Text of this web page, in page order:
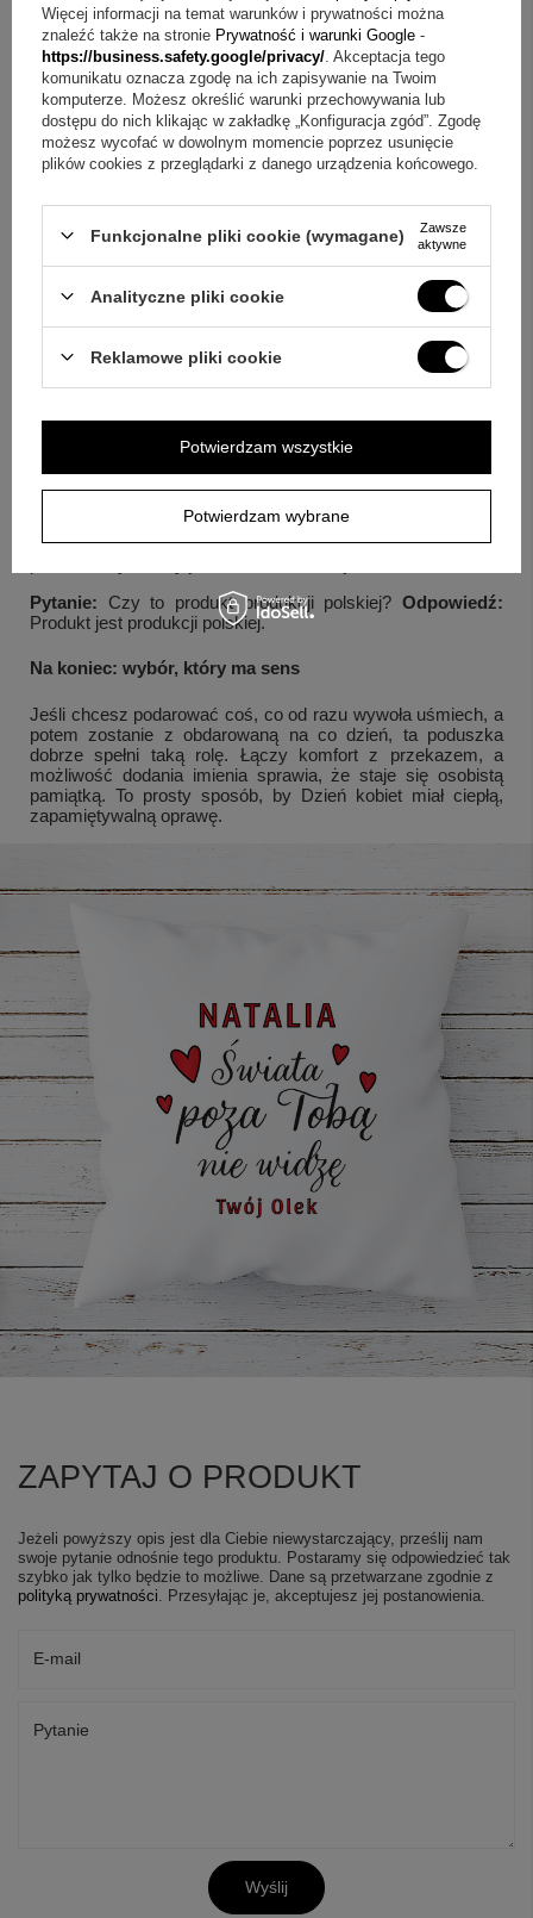
Możliwość nadruku: umieszczenie imienia
Technika nadruku: bardzo trwała
Kraj produkcji: polska
W zestawie są ujęte następujące elementy
poszewka
nadruk na poszewce
Pytanie:Jak dodać imię do nadruku?Odpowiedź:Nadruk
pozwala na umieszczenie imienia, dzięki czemu projekt
zyskuje indywidualny charakter.
Poszewka ma matowe wykończenie.
Odpowiedź:W skład zestawu wchodzi poduszka,
poszewka oraz nadruk na poszewce.
Pytanie:Czy nadruk jest trwały?Odpowiedź:Nadruk
Pytanie: Czy to produkt produkcji polskiej? Odpowiedź:
Produkt jest produkcji polskiej.
Na koniec: wybór, który ma sens
Jeśli chcesz podarować coś, co od razu wywoła uśmiech, a
potem zostanie z obdarowaną na co dzień, ta poduszka
dobrze spełni taką rolę. Łączy komfort z przekazem, a
możliwość dodania imienia sprawia, że staje się osobistą
pamiątką. To prosty sposób, by Dzień kobiet miał ciepłą,
zapamiętywalną oprawę.
ZAPYTAJ O PRODUKT
Jeżeli powyższy opis jest dla Ciebie niewystarczający, prześlij nam
swoje pytanie odnośnie tego produktu. Postaramy się odpowiedzieć tak
szybko jak tylko będzie to możliwe. Dane są przetwarzane zgodnie z
polityką prywatności . Przesyłając je, akceptujesz jej postanowienia.
E-mail
Pytanie
Wyślij
Więcej informacji na temat warunków i prywatności można
znaleźć także na stronie Prywatność i warunki Google -
https://business.safety.google/privacy/ . Akceptacja tego
komunikatu oznacza zgodę na ich zapisywanie na Twoim
komputerze. Możesz określić warunki przechowywania lub
dostępu do nich klikając w zakładkę „Konfiguracja zgód”. Zgodę
możesz wycofać w dowolnym momencie poprzez usunięcie
plików cookies z przeglądarki z danego urządzenia końcowego.
Funkcjonalne pliki cookie (wymagane)
Zawsze
aktywne
Analityczne pliki cookie
Reklamowe pliki cookie
Potwierdzam wybrane
Potwierdzam wszystkie